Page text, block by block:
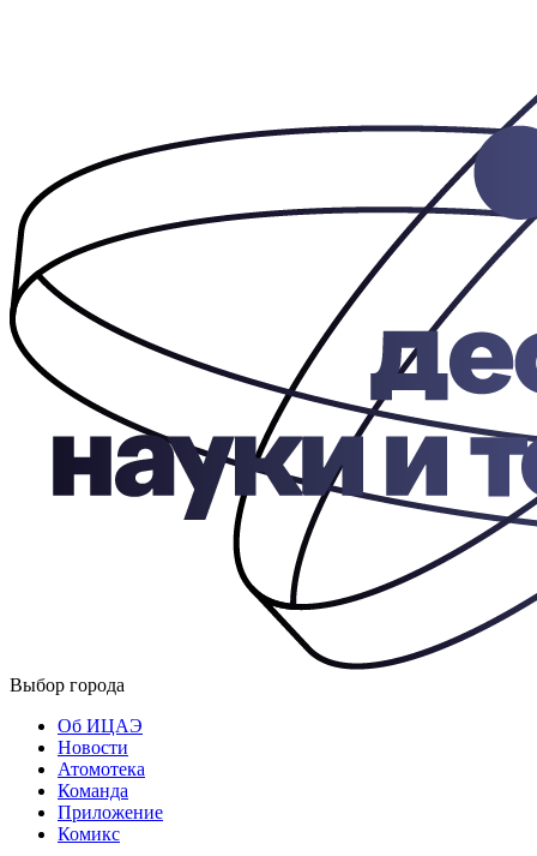
Выбор города
Об ИЦАЭ
Новости
Атомотека
Команда
Приложение
Комикс